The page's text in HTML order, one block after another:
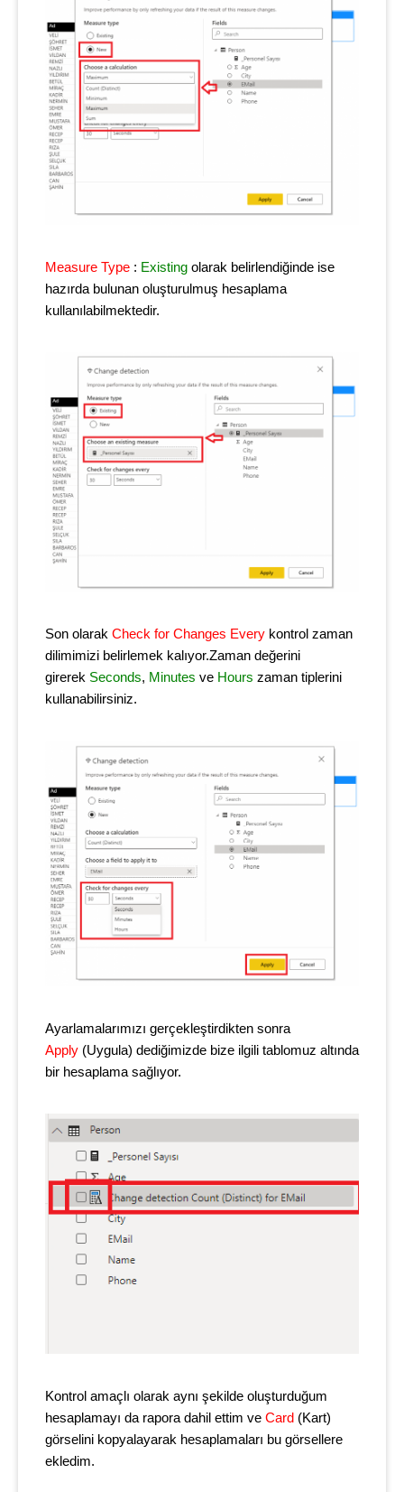
Measure Type : Existing olarak belirlendiğinde ise
hazırda bulunan oluşturulmuş hesaplama
kullanılabilmektedir.
Son olarak Check for Changes Every kontrol zaman
dilimimizi belirlemek kalıyor.Zaman değerini
girerek Seconds, Minutes ve Hours zaman tiplerini
kullanabilirsiniz.
Ayarlamalarımızı gerçekleştirdikten sonra
Apply (Uygula) dediğimizde bize ilgili tablomuz altında
bir hesaplama sağlıyor.
Kontrol amaçlı olarak aynı şekilde oluşturduğum
hesaplamayı da rapora dahil ettim ve Card (Kart)
görselini kopyalayarak hesaplamaları bu görsellere
ekledim.